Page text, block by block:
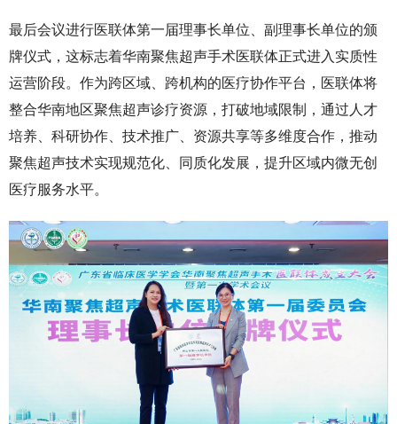
最后会议进行医联体第一届理事长单位、副理事长单位的颁
牌仪式，这标志着华南聚焦超声手术医联体正式进入实质性
运营阶段。作为跨区域、跨机构的医疗协作平台，医联体将
整合华南地区聚焦超声诊疗资源，打破地域限制，通过人才
培养、科研协作、技术推广、资源共享等多维度合作，推动
聚焦超声技术实现规范化、同质化发展，提升区域内微无创
医疗服务水平。